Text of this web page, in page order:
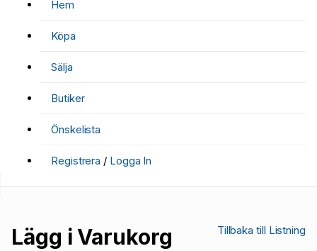
Hem
Köpa
Sälja
Butiker
Önskelista
Registrera / Logga In
Lägg i Varukorg Tillbaka till Listning